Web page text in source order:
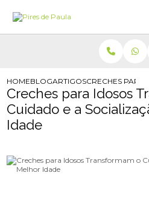
HOMEBLOGARTIGOSCRECHES
Creches para Idosos
Cuidado e a
Idade